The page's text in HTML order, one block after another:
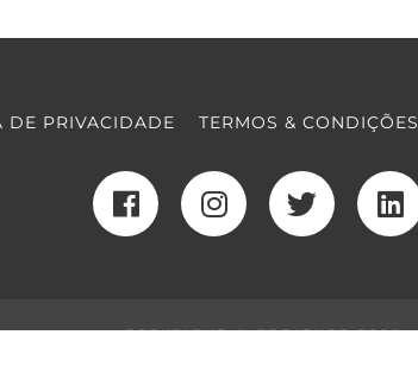
DE PRIVACIDADE TERMOS & CONDIÇÕES
COPYRIGHT © COOLTURE 2022